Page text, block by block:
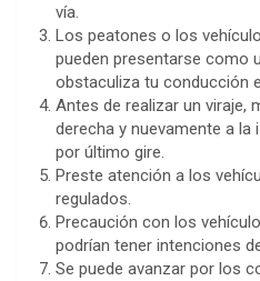
vía.
Los peatones o los
pueden presentarse como
obstaculiza tu conducción
Antes de realizar un viraje,
derecha y nuevamente a la
por último gire.
Preste atención a los
regulados.
Precaución con los
podrían tener intenciones
Se puede avanzar por los